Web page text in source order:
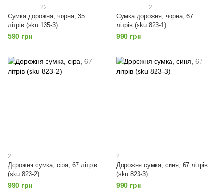
22
Сумка дорожня, чорна, 35
літрів (sku 135-3)
590 грн
2
Сумка дорожня, чорна, 67
літрів (sku 823-1)
990 грн
2
Дорожня сумка, сіра, 67 літрів
(sku 823-2)
990 грн
2
Дорожня сумка, синя, 67 літрів
(sku 823-3)
990 грн